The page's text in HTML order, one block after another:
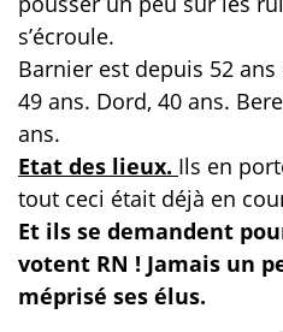
s’écroule.
Barnier est depuis 52
49 ans. Dord, 40 ans.
ans.
Etat des lieux. Ils en
tout ceci était déjà en
Et ils se demandent
votent RN ! Jamais un
méprisé ses élus.